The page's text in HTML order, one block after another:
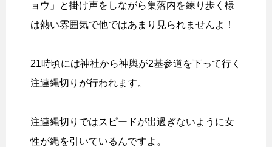
ョウ」と掛け声をしながら集落内を練り歩く様
は熱い雰囲気で他ではあまり見られませんよ！
21時頃には神社から神輿が2基参道を下って行く
注連縄切りが行われます。
注連縄切りではスピードが出過ぎないように女
性が縄を引いているんですよ。